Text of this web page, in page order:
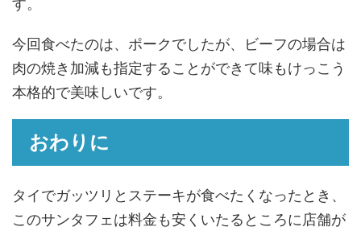
今回食べたのは、ポークでしたが、ビーフの場合は
肉の焼き加減も指定することができて味もけっこう
本格的で美味しいです。
おわりに
タイでガッツリとステーキが食べたくなったとき、
このサンタフェは料金も安くいたるところに店舗が